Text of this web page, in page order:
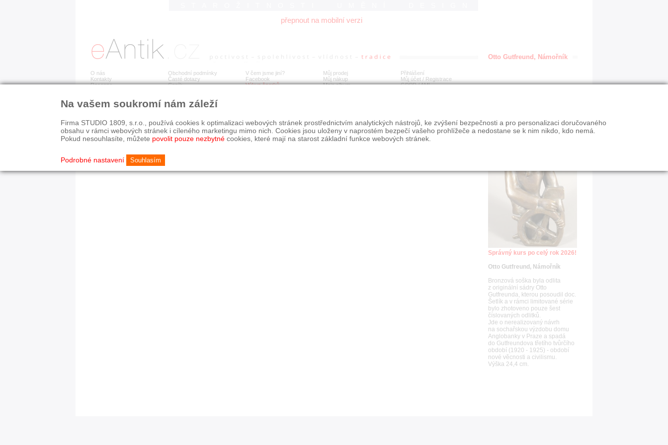
přepnout na mobilní verzi
O nás
Kontakty
Recenze
Obchodní podmínky
Časté dotazy
Ceník
V čem jsme jiní?
Facebook
Výkup šperků
Můj prodej
Můj nákup
Moje album
Přihlášení
Můj účet / Registrace
GDPR/AML
Detail položky již není dostupný.
© 2003-2026 STUDIO 1809, s.r.o.
Otto Gutfreund, Námořník
Správný kurs po celý rok 2026!
Otto Gutfreund, Námořník
Bronzová soška byla odlita
z originální sádry Otto
Gutfreunda, kterou posoudil doc.
Šetlík a v rámci limitované série
bylo zhotoveno pouze šest
číslovaných odlitků.
Jde o nerealizovaný návrh
na sochařskou výzdobu domu
Anglobanky v Praze a spadá
do Gutfreundova třetího tvůrčího
období (1920 - 1925) - období
nové věcnosti a civilismu.
Výška 24,4 cm.
Na vašem soukromí nám záleží
Firma STUDIO 1809, s.r.o., používá cookies k optimalizaci webových stránek prostřednictvím analytických nástrojů, ke zvýšení bezpečnosti a pro personalizaci doručovaného
obsahu v rámci webových stránek i cíleného marketingu mimo nich. Cookies jsou uloženy v naprostém bezpečí vašeho prohlížeče a nedostane se k nim nikdo, kdo nemá.
Pokud nesouhlasíte, můžete povolit pouze nezbytné cookies, které mají na starost základní funkce webových stránek.
Podrobné nastavení Souhlasím